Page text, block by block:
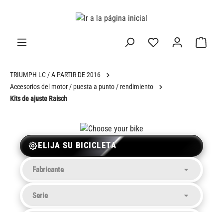
TRIUMPH LC / A PARTIR DE 2016
Accesorios del motor / puesta a punto / rendimiento
Kits de ajuste Raisch
ELIJA SU BICICLETA